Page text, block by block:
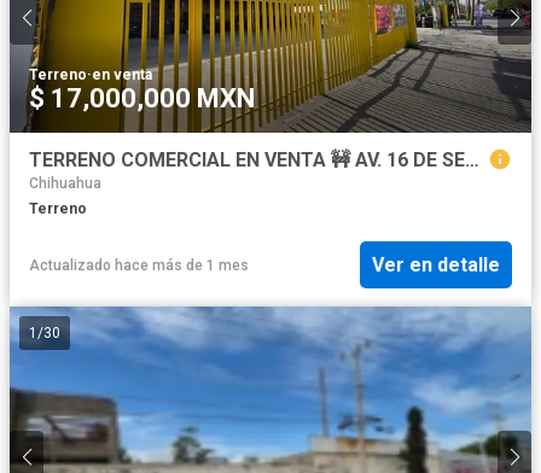
Terreno·en venta
$ 17,000,000 MXN
TERRENO COMERCIAL EN VENTA 🚧 AV. 16 DE SEPTIEMBRE | 1,754 m² | ALTA VISIBILIDAD 💼
Chihuahua
Terreno
Actualizado hace más de 1 mes Ver en detalle
1 /30